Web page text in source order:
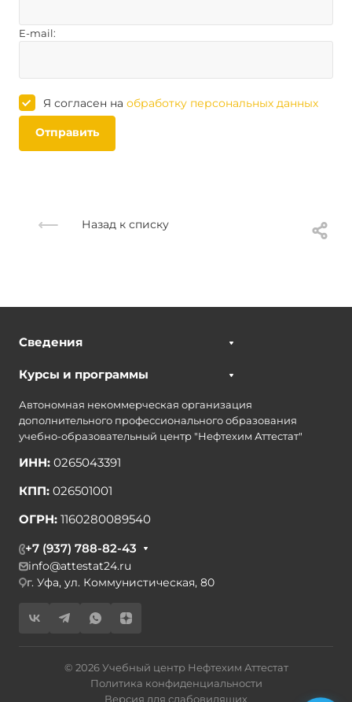
E-mail:
Я согласен на обработку персональных данных
Отправить
Назад к списку
Сведения
Курсы и программы
Автономная некоммерческая организация
дополнительного профессионального образования
учебно-образовательный центр "Нефтехим Аттестат"
ИНН: 0265043391
КПП: 026501001
ОГРН: 1160280089540
+7 (937) 788-82-43
info@attestat24.ru
г. Уфа, ул. Коммунистическая, 80
© 2026 Учебный центр Нефтехим Аттестат
Политика конфиденциальности
Версия для слабовидящих